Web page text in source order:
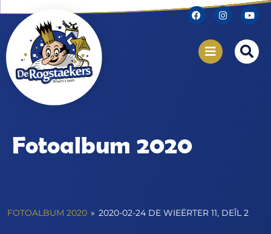
Fotoalbum 2020
FOTOALBUM 2020 » 2020-02-24 DE WIEËRTER 11, DEÎL 2